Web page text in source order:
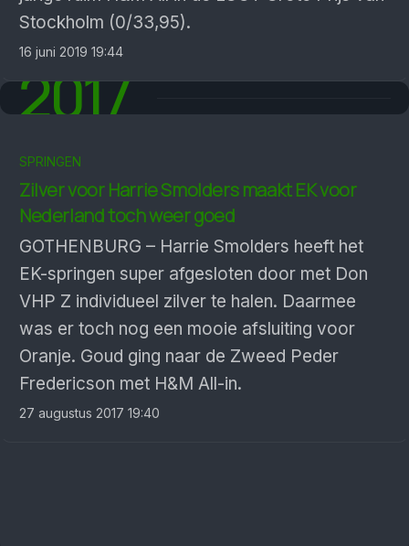
Stockholm (0/33,95).
16 juni 2019 19:44
2017
SPRINGEN
Zilver voor Harrie Smolders maakt EK voor
Nederland toch weer goed
GOTHENBURG – Harrie Smolders heeft het
EK-springen super afgesloten door met Don
VHP Z individueel zilver te halen. Daarmee
was er toch nog een mooie afsluiting voor
Oranje. Goud ging naar de Zweed Peder
Fredericson met H&M All-in.
27 augustus 2017 19:40